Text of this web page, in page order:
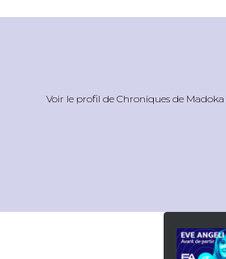
Voir le profil de Chroniques de Madoka